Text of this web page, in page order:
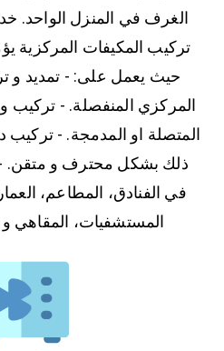
الغرف في المنزل الواحد.
تركيب المكيفات المركزية
حيث يعمل على: - تمديد و
المركزي المنفصلة. - تركيب
المتصلة او المدمجة. -
ذلك بشكل محترف و متقن.
في الفنادق، المطاعم،
المستشفيات، المقاهي و